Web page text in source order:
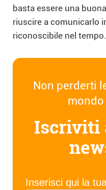
basta essere una
riuscire a comunicarlo
riconoscibile nel tempo.
Non perderti
mondo
Iscriviti